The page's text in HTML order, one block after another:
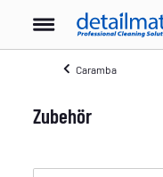
Caramba
Zubehör